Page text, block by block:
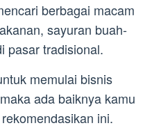
berbagai macam
sayuran buah-
pasar tradisional.
memulai bisnis
ada baiknya kamu
ini.